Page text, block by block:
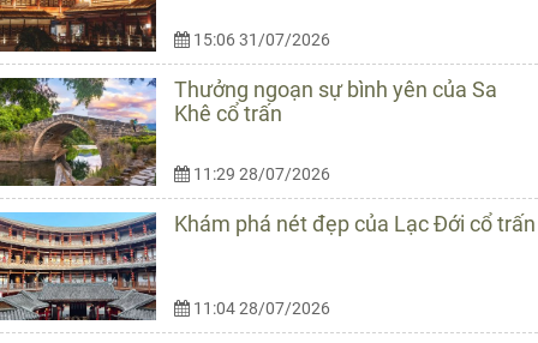
15:06 31/07/2026
Thưởng ngoạn sự bình yên của Sa
Khê cổ trấn
11:29 28/07/2026
Khám phá nét đẹp của Lạc Đới cổ trấn
11:04 28/07/2026